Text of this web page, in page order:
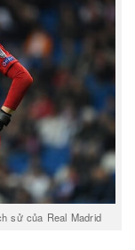
sử của Real Madrid